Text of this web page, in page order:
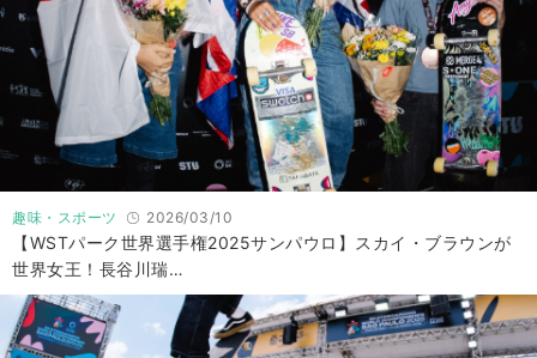
趣味・スポーツ 2026/03/10
【WSTパーク世界選手権2025サンパウロ】スカイ・ブラウンが
世界女王！長谷川瑞…